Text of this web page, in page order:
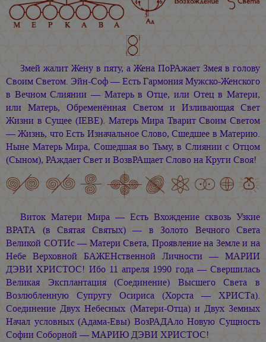
Змей жалит Жену в пяту, а Жена ПоРАжает Змея в голову
Своим Светом. Эйн-Соф —Есть Гармония Мужско-Женского
в Вечном Слиянии — Матерь в Отце, или Отец в Матери,
или Матерь, Обременённая Светом и Изливающая Свет
Жизни в Сущее (ІEВE). Матерь Мира Тварит Своим Светом
— Жизнь, что Есть Изначальное Слово, Сшедшее в Материю.
Ныне Матерь Мира, Сошедшая во Тьму, в Слиянии с Отцом
(Сыном), РАждает Свет и ВозвРАщает Слово на Круги Своя!
Виток Матери Мира — Есть Вхождение сквозь Узкие
ВРАТА (в Святая Святых) — в Золото Вечного Света
Великой СОТИс — Матери Света, Проявление на Земле и на
Небе Верховной БАЖЕНственной Личности — МАРИИ
ДЭВИ ХРИСТОС! Ибо 11 апреля 1990 года — Свершилась
Великая Эксплантация (Соединение) Высшего Света в
Возлюбленную Супругу Осириса (Хорста — ХРИСТа).
Соединение Двух Небесных (Матери-Отца) и Двух Земных
Начал условных (Адама-Евы) ВозРАДАло Новую Сущность
Софии Соборной — МАРИЮ ДЭВИ ХРИСТОС!